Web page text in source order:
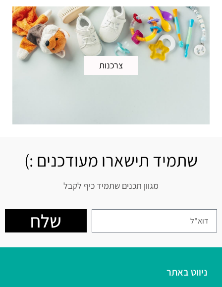
צרכנות
שתמיד תישארו מעודכנים :)
מגוון תכנים שתמיד כיף לקבל
שלח
ניווט באתר